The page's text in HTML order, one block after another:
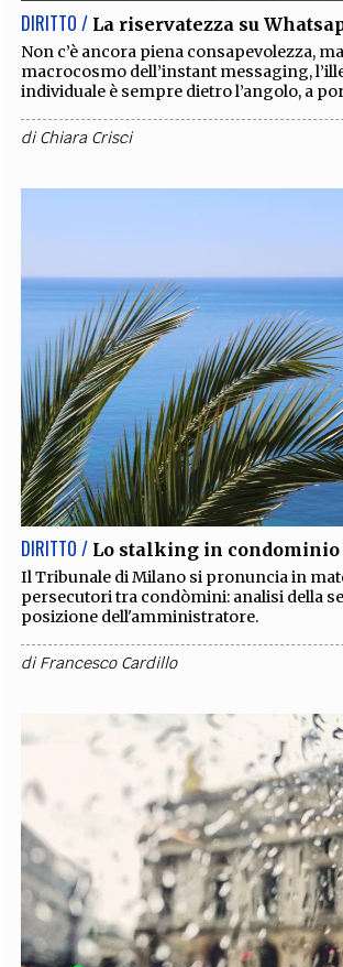
DIRITTO / La riservatezza su
Non c’è ancora piena consapevolezza,
macrocosmo dell’instant messaging,
individuale è sempre dietro l’angolo, a
diChiara Crisci
DIRITTO / Lo stalking in condominio
Il Tribunale di Milano si pronuncia in
persecutori tra condòmini: analisi della
posizione dell'amministratore.
diFrancesco Cardillo